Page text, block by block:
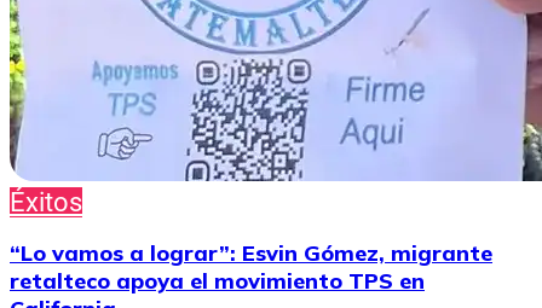
Éxitos
“Lo vamos a lograr”: Esvin Gómez, migrante
retalteco apoya el movimiento TPS en